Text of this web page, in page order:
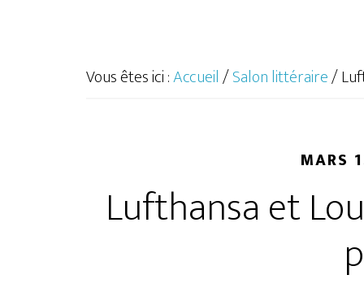
Vous êtes ici :Accueil/Salon littéraire/
MARS
Lufthansa et